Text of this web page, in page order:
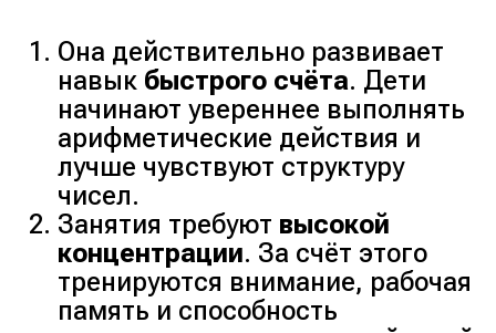
Она действительно развивает
навык быстрого счёта. Дети
начинают увереннее выполнять
арифметические действия и
лучше чувствуют структуру
чисел.
Занятия требуют высокой
концентрации. За счёт этого
тренируются внимание, рабочая
память и способность